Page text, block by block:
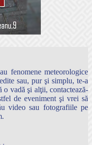
fenomene meteorologice
sau, pur şi simplu, te-a
o vadă şi alţii, contactează-
de eveniment şi vrei să
video sau fotografiile pe